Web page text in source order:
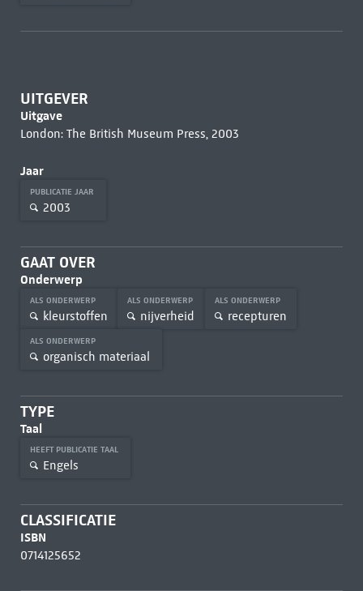
UITGEVER
Uitgave
London: The British Museum Press, 2003
Jaar
PUBLICATIE JAAR
2003
GAAT OVER
Onderwerp
ALS ONDERWERP
kleurstoffen
ALS ONDERWERP
nijverheid
ALS ONDERWERP
recepturen
ALS ONDERWERP
organisch materiaal
TYPE
Taal
HEEFT PUBLICATIE TAAL
Engels
CLASSIFICATIE
ISBN
0714125652